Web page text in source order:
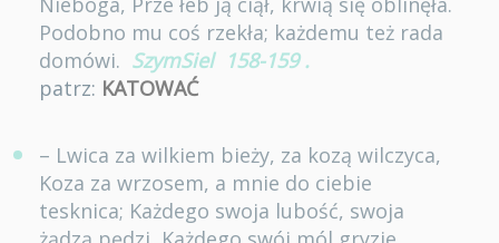
Podobno mu coś rzekła; każdemu też rada
domówi. SzymSiel 158-159 .
patrz: KATOWAĆ
– Lwica za wilkiem bieży, za kozą wilczyca,
Koza za wrzosem, a mnie do ciebie
tesknica; Każdego swoja lubość, swoja